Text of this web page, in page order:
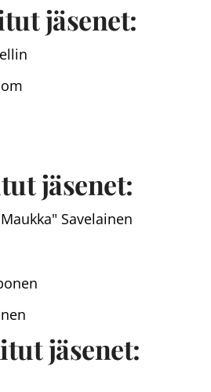
jäsenet:
jäsenet:
Savelainen
jäsenet: